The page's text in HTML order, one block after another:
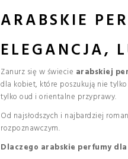
ARABSKIE
ELEGANCJA,
Zanurz się w świecie arabskiej
dla kobiet, które poszukują nie
tylko oud i orientalne przyprawy.
Od najsłodszych i najbardziej
rozpoznawczym.
Dlaczego arabskie perfumy